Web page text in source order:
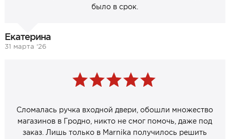
было в срок.
Екатерина
31 марта ‘26
Сломалась ручка входной двери, обошли множество
магазинов в Гродно, никто не смог помочь, даже под
заказ. Лишь только в Marnika получилось решить